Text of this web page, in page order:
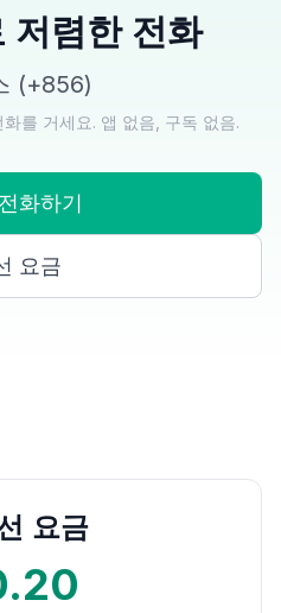
저렴한 전화
(+856)
를 거세요. 앱 없음, 구독 없음.
화하기
요금
요금